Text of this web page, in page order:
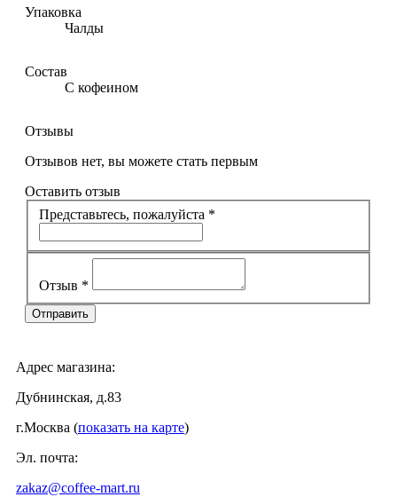
Упаковка
Чалды
Состав
С кофеином
Отзывы
Отзывов нет, вы можете стать первым
Оставить отзыв
Представьтесь, пожалуйста *
Отзыв *
Адрес магазина:
Дубнинская, д.83
г.Москва (показать на карте)
Эл. почта:
zakaz@coffee-mart.ru